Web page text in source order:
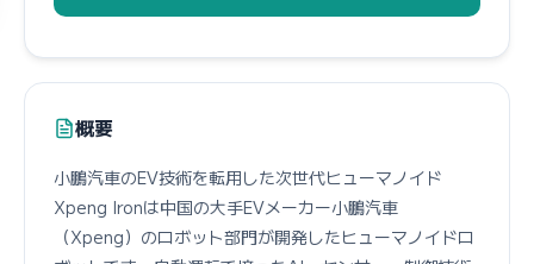
概要
小鵬汽車のEV技術を転用した次世代ヒューマノイド
Xpeng Ironは中国の大手EVメーカー小鵬汽車
（Xpeng）のロボット部門が開発したヒューマノイドロ